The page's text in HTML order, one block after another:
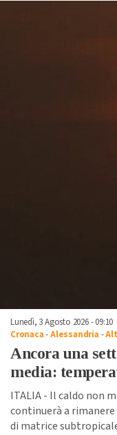
Lunedì, 3 Agosto 2026 - 09:10
Cronaca-Alessandria -
Ancora una
media:
ITALIA - Il caldo non
continuerà a
di matrice